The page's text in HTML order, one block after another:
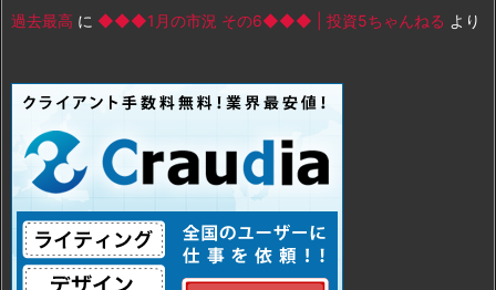
過去最高 に ◆◆◆1月の市況 その6◆◆◆ | 投資5ちゃんねる より